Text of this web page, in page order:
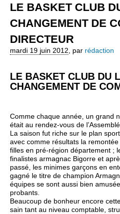
LE BASKET CLUB
CHANGEMENT DE
DIRECTEUR
mardi 19 juin 2012 par rédaction
LE BASKET CLUB DU
CHANGEMENT DE
Comme chaque année, un grand
était au rendez-vous de
La saison fut riche sur le plan
avec comme résultats la
filles en pré-région département ;
finalistes armagnac Bigorre et
passé, les minimes garçons en
gagné le titre de champion
équipes se sont aussi bien
probants.
Beaucoup de bonheur encore
sain tant au niveau comptable,